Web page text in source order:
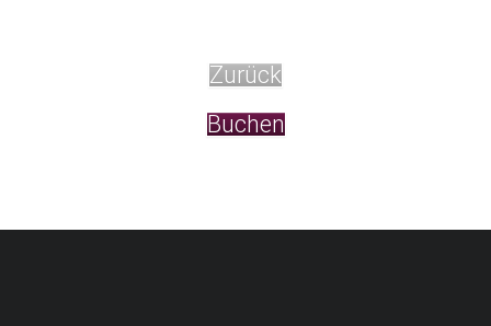
Zurück
Buchen